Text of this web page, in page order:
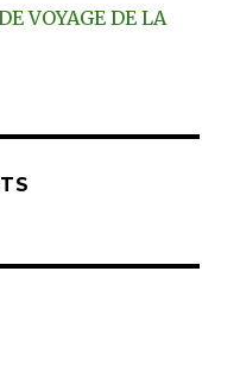
VOYAGE DE LA